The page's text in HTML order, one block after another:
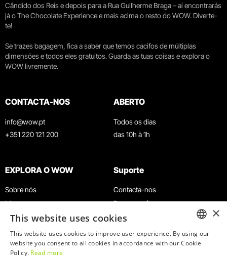
Cândido dos Reis e depois para a Rua Guilherme Braga – aí encontrarás
já o The Chocolate Experience e mais acima o resto do WOW. Diverte-
te!
Se trazes bagagem, fica a saber que temos cacifos de múltiplas
dimensões e todos eles gratuitos. Guarda as tuas coisas e explora o
WOW livremente.
CONTACTA-NOS
info@wow.pt
+351 220 121 200
ABERTO
Todos os dias
das 10h à 1h
EXPLORA O WOW
Sobre nós
Museus
Agenda
Notícias
Restaurantes
Suporte
Contacta-nos
Perguntas frequentes
Termos e Condições
Política de privacidade e cookies
Trabalha connosco
ENGLISH
×
This website uses cookies
This website uses cookies to improve user experience. By using our
website you consent to all cookies in accordance with our Cookie
Policy. Read more